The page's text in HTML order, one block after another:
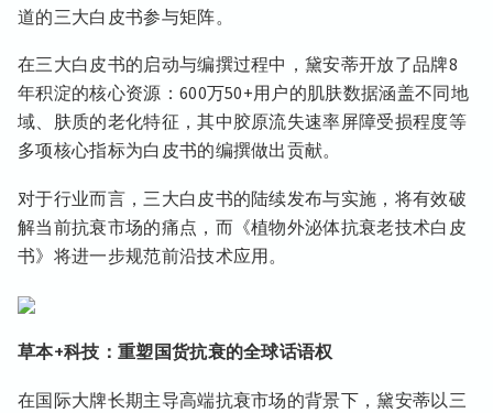
道的三大白皮书参与矩阵。
在三大白皮书的启动与编撰过程中，黛安蒂开放了品牌8
年积淀的核心资源：600万50+用户的肌肤数据涵盖不同地
域、肤质的老化特征，其中胶原流失速率屏障受损程度等
多项核心指标为白皮书的编撰做出贡献。
对于行业而言，三大白皮书的陆续发布与实施，将有效破
解当前抗衰市场的痛点，而《植物外泌体抗衰老技术白皮
书》将进一步规范前沿技术应用。
草本+科技：重塑国货抗衰的全球话语权
在国际大牌长期主导高端抗衰市场的背景下，黛安蒂以三